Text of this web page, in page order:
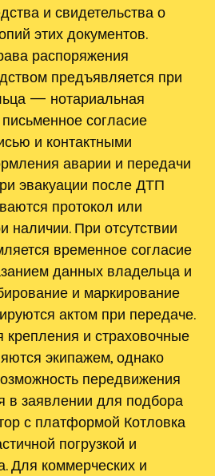
и свидетельства о
этих документов.
распоряжения
предъявляется при
— нотариальная
согласие
и контактными
аварии и передачи
эвакуации после ДТП
протокол или
наличии. При отсутствии
временное согласие
данных владельца и
и маркирование
актом при передаче.
и страховочные
экипажем, однако
передвижения
в заявлении для подбора
с платформой Котловка
погрузкой и
Для коммерческих и